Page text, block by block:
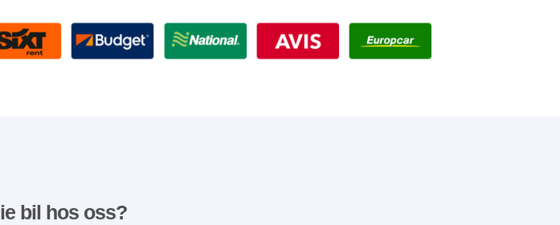
bil hos oss?